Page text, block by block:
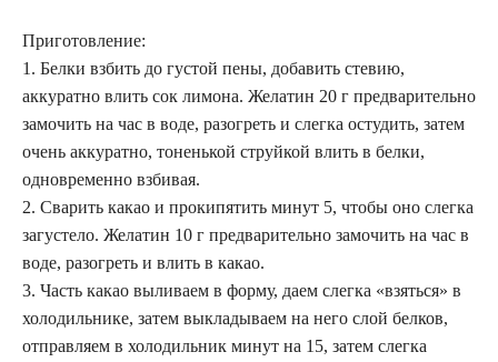
Приготовление:
1. Белки взбить до густой пены, добавить стевию,
аккуратно влить сок лимона. Желатин 20 г предварительно
замочить на час в воде, разогреть и слегка остудить, затем
очень аккуратно, тоненькой струйкой влить в белки,
одновременно взбивая.
2. Сварить какао и прокипятить минут 5, чтобы оно слегка
загустело. Желатин 10 г предварительно замочить на час в
воде, разогреть и влить в какао.
3. Часть какао выливаем в форму, даем слегка «взяться» в
холодильнике, затем выкладываем на него слой белков,
отправляем в холодильник минут на 15, затем слегка